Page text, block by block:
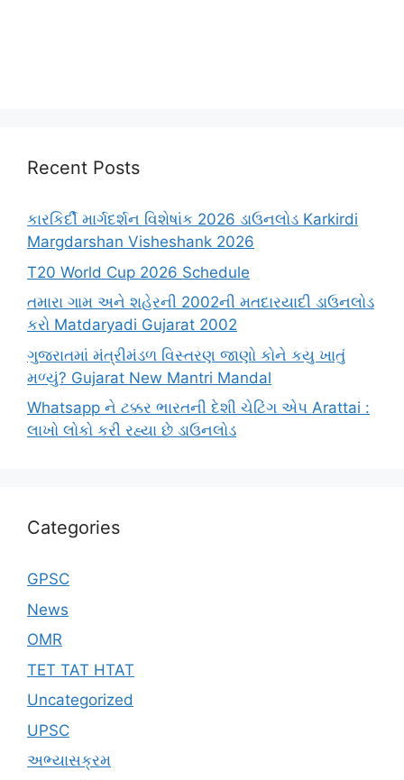
Recent Posts
કારકિર્દી માર્ગદર્શન વિશેષાંક 2026 ડાઉનલોડ Karkirdi
Margdarshan Visheshank 2026
T20 World Cup 2026 Schedule
તમારા ગામ અને શહેરની 2002ની મતદારયાદી ડાઉનલોડ
કરો Matdaryadi Gujarat 2002
ગુજરાતમાં મંત્રીમંડળ વિસ્તરણ જાણો કોને કયુ ખાતું
મળ્યું? Gujarat New Mantri Mandal
Whatsapp ને ટક્કર ભારતની દેશી ચેટિંગ એપ Arattai :
લાખો લોકો કરી રહ્યા છે ડાઉનલોડ
Categories
GPSC
News
OMR
TET TAT HTAT
Uncategorized
UPSC
અભ્યાસક્રમ